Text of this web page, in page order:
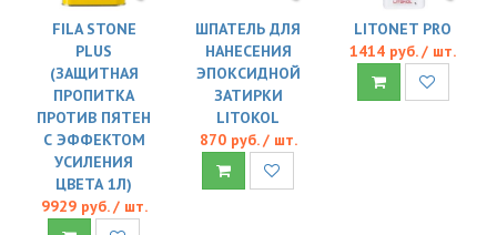
FILA STONE
PLUS
(ЗАЩИТНАЯ
ПРОПИТКА
ПРОТИВ ПЯТЕН
С ЭФФЕКТОМ
УСИЛЕНИЯ
ЦВЕТА 1Л)
9929 руб. / шт.
ШПАТЕЛЬ ДЛЯ
НАНЕСЕНИЯ
ЭПОКСИДНОЙ
ЗАТИРКИ
LITOKOL
870 руб. / шт.
LITONET PRO
1414 руб. / шт.